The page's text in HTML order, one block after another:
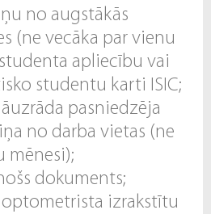
no augstākās
(ne vecāka par vienu
apliecību vai
studentu karti ISIC;
pasniedzēja
no darba vietas (ne
mēnesi);
dokuments;
izrakstītu